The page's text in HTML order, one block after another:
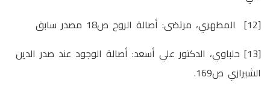
[12] المطهري، مرتضى: أصالة الروح ص18 مصدر سابق
[13] حلباوي، الدكتور علي أسعد: أصالة الوجود عند صدر الدين
الشيرازي ص169.